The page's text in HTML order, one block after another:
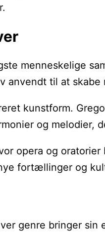
menneskelige
anvendt til at
kunstform.
og
opera og
fortællinger og
genre bringer